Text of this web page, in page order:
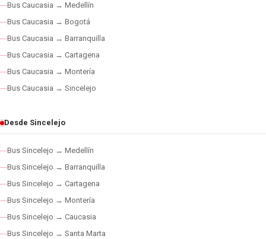
Bus Caucasia → Medellín
Bus Caucasia → Bogotá
Bus Caucasia → Barranquilla
Bus Caucasia → Cartagena
Bus Caucasia → Montería
Bus Caucasia → Sincelejo
Desde Sincelejo
Bus Sincelejo → Medellín
Bus Sincelejo → Barranquilla
Bus Sincelejo → Cartagena
Bus Sincelejo → Montería
Bus Sincelejo → Caucasia
Bus Sincelejo → Santa Marta